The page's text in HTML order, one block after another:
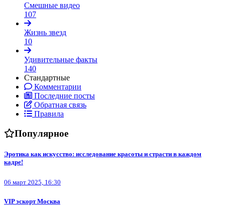
Смешные видео
107
Жизнь звезд
10
Удивительные факты
140
Стандартные
Комментарии
Последние посты
Обратная связь
Правила
Популярное
Эротика как искусство: исследование красоты и страсти в каждом
кадре!
06 март 2025, 16:30
VIP эскорт Москва